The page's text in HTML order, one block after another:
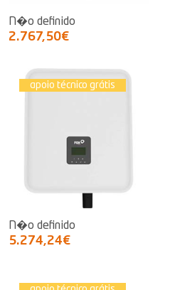
N�o definido
2.767,50€
apoio técnico grátis
N�o definido
5.274,24€